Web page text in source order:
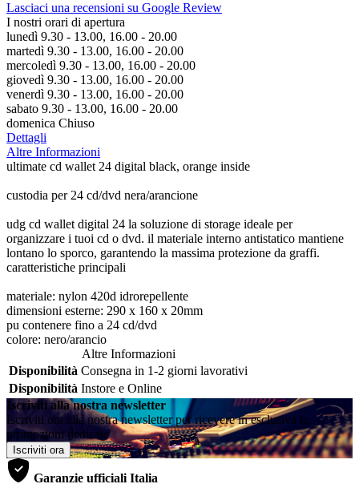
Lasciaci una recensioni su Google Review
I nostri orari di apertura
lunedì 9.30 - 13.00, 16.00 - 20.00
martedì 9.30 - 13.00, 16.00 - 20.00
mercoledì 9.30 - 13.00, 16.00 - 20.00
giovedì 9.30 - 13.00, 16.00 - 20.00
venerdì 9.30 - 13.00, 16.00 - 20.00
sabato 9.30 - 13.00, 16.00 - 20.00
domenica Chiuso
Dettagli
Altre Informazioni
ultimate cd wallet 24 digital black, orange inside
custodia per 24 cd/dvd nera/arancione
udg cd wallet digital 24 la soluzione di storage ideale per
organizzare i tuoi cd o dvd. il materiale interno antistatico mantiene
lontano lo sporco, garantendo la massima protezione da graffi.
caratteristiche principali
materiale: nylon 420d idrorepellente
dimensioni esterne: 290 x 160 x 20mm
pu contenere fino a 24 cd/dvd
colore: nero/arancio
Altre Informazioni
Disponibilità Consegna in 1-2 giorni lavorativi
Disponibilità Instore e Online
Iscriviti alla nostra newsletter
Iscriviti ora alla nostra newsletter per ricevere in esclusiva le
promozioni dedicate
Iscriviti ora
Garanzie ufficiali Italia